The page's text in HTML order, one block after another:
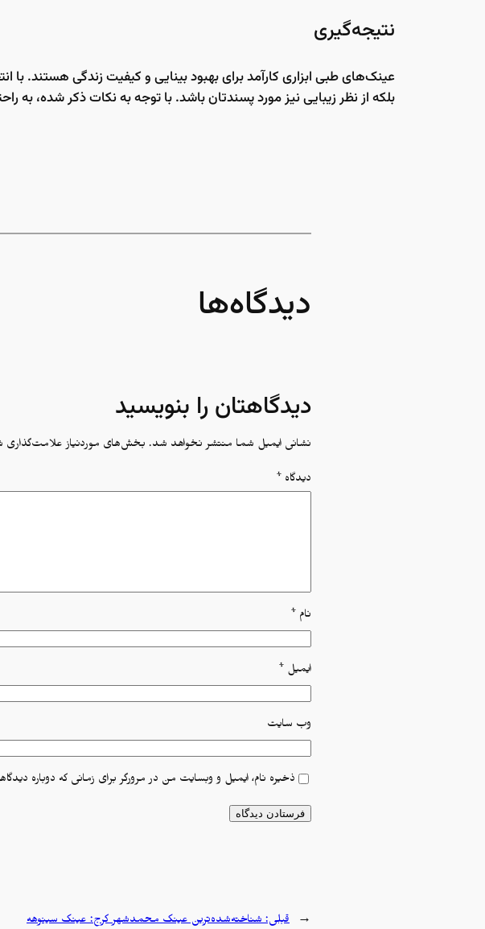
نتیجه‌گیری
عینک‌های طبی ابزاری کارآمد برای بهبود بینایی و کیفیت زندگی هستند.
بلکه از نظر زیبایی نیز مورد پسندتان باشد. با توجه به نکات ذکر شده، به
دیدگاه‌ها
دیدگاهتان را بنویسید
نشانی ایمیل شما منتشر نخواهد شد. بخش‌های موردنیاز علامت‌گذاری
دیدگاه *
نام *
ایمیل *
وب‌ سایت
ذخیره نام، ایمیل و وبسایت من در مرورگر برای زمانی که دوباره
← قبلی:شناخته‌شده‌ترین عینک محمدشهر کرج: عینک سینوهه